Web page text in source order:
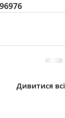
Дивитися всі